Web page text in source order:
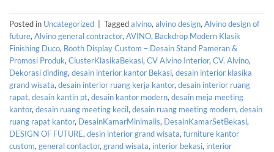
Posted in Uncategorized Taggedalvino,alvino design,Alvino design of
future,Alvino general contractor,AVINO, Backdrop Modern Klasik
Finishing Duco, Booth Display Custom – Desain Stand Pameran &
Promosi Produk,ClusterKlasikaBekasi,CV Alvino Interior,CV. Alvino,
Dekorasi dinding,desain interior kantor Bekasi,desain interior klasika
grand wisata,desain interior ruang kerja kantor,desain interior ruang
rapat,desain kantin pt,desain kantor modern,desain meja meeting
kantor,desain ruang meeting kecil,desain ruang meeting modern,desain
ruang rapat kantor, DesainKamarMinimalis, DesainKamarSetBekasi,
DESIGN OF FUTURE,desin interior grand wisata,furniture kantor
custom,general contactor,grand wisata, interior bekasi, interior